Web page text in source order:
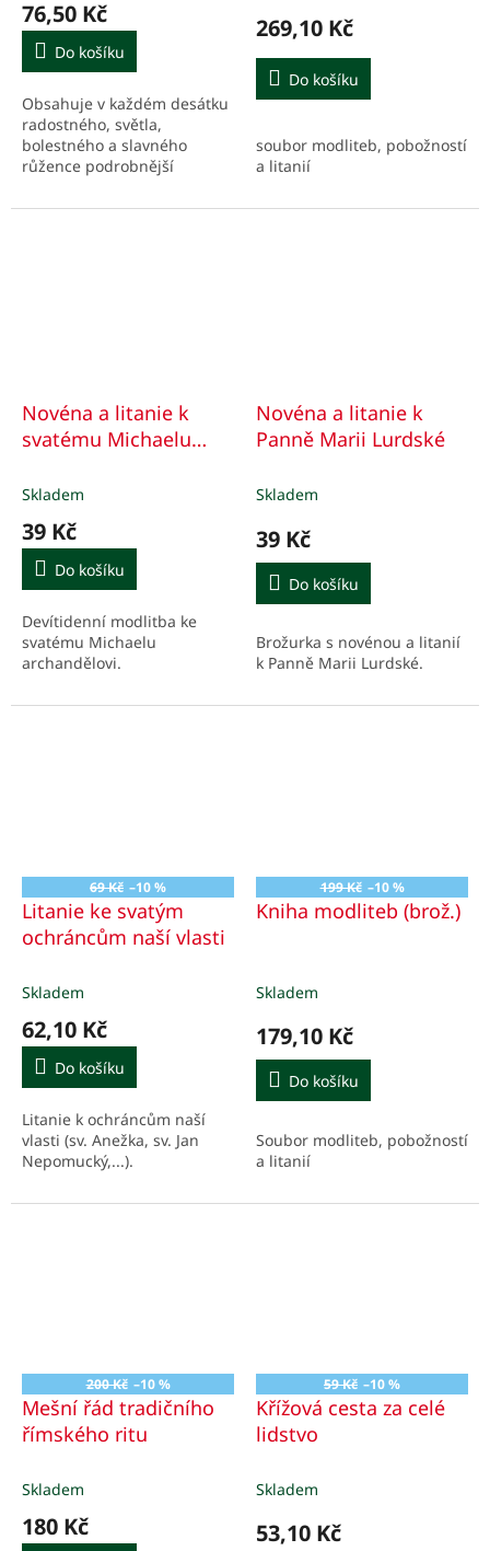
produktu
5,0
5
hvězdiček.
76,50 Kč
Do košíku
Obsahuje v každém desátku
radostného, světla,
bolestného a slavného
růžence podrobnější
Ježíše a Panny Marie.
produktu
je
5,0
5
269,10 Kč
Do košíku
soubor modliteb, pobožností
a litanií
Novéna a litanie k
svatému Michaelu
Skladem
39 Kč
Do košíku
Devítidenní modlitba ke
svatému Michaelu
archandělovi.
Novéna a litanie k
Panně Marii Lurdské
Skladem
39 Kč
Do košíku
Brožurka s novénou a litanií
k Panně Marii Lurdské.
69 Kč –10 %
Litanie ke svatým
ochráncům naší vlasti
Skladem
62,10 Kč
Do košíku
Litanie k ochráncům naší
vlasti (sv. Anežka, sv. Jan
Nepomucký,...).
199 Kč –10 %
Kniha modliteb (brož.)
Skladem
179,10 Kč
Do košíku
Soubor modliteb, pobožností
a litanií
200 Kč –10 %
Mešní řád tradičního
římského ritu
Skladem
180 Kč
59 Kč –10 %
Křížová cesta za celé
lidstvo
Skladem
53,10 Kč